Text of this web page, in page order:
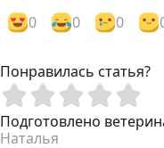
0 0 0
Понравилась статья?
Подготовлено
Наталья